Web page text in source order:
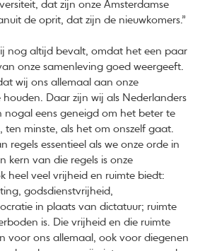
dat zijn onze Amsterdamse
de oprit, dat zijn de nieuwkomers.”
nog altijd bevalt, omdat het een paar
onze samenleving goed weergeeft.
wij ons allemaal aan onze
Daar zijn wij als Nederlanders
nogal eens geneigd om het beter te
ten minste, als het om onszelf gaat.
regels essentieel als we onze orde in
kern van die regels is onze
heel veel vrijheid en ruimte biedt:
godsdienstvrijheid,
in plaats van dictatuur; ruimte
is. Die vrijheid en die ruimte
voor ons allemaal, ook voor diegenen